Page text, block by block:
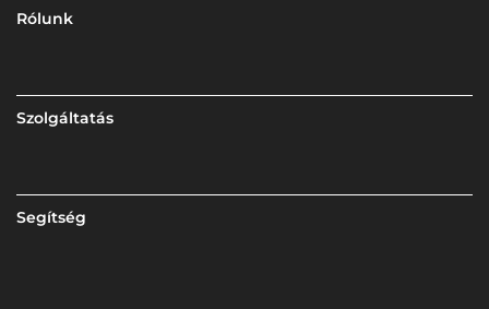
Rólunk
Szolgáltatás
Segítség